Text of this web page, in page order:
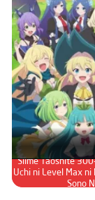
Slime Taoshite
Uchi ni Level Max
Sono